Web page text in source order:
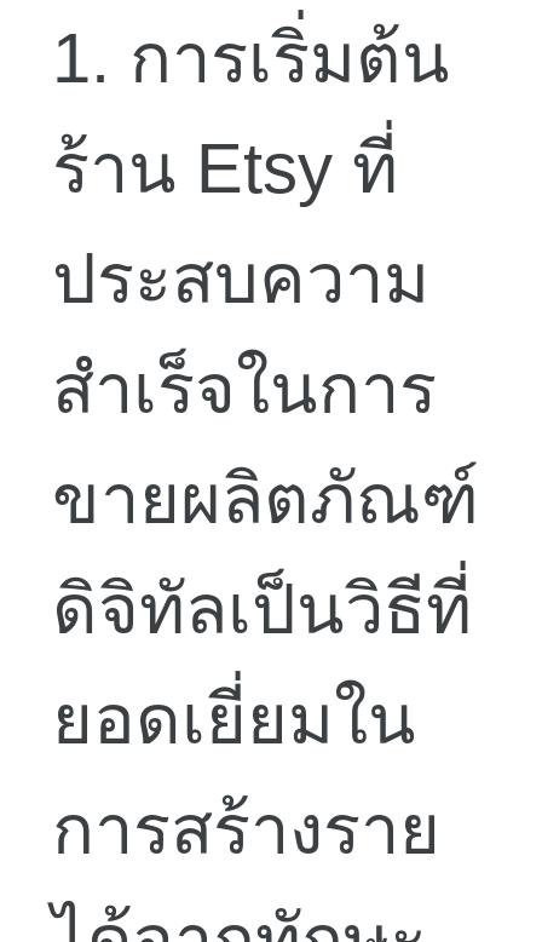
1. การเริ่มต้น
ร้าน Etsy ที่
ประสบความ
สำเร็จในการ
ขายผลิตภัณฑ์
ดิจิทัลเป็นวิธีที่
ยอดเยี่ยมใน
การสร้างราย